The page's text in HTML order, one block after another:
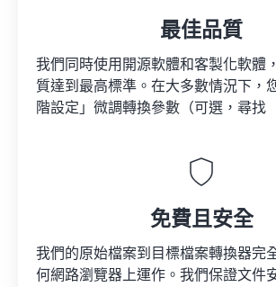
最佳品質
我們同時使用開源軟體和客製化軟體
質達到最高標準。在大多數情況下，
階設定」微調轉換參數（可選，尋找
免費且安全
我們的原始檔案到目標檔案轉換器完
何網路瀏覽器上運作。我們保證文件